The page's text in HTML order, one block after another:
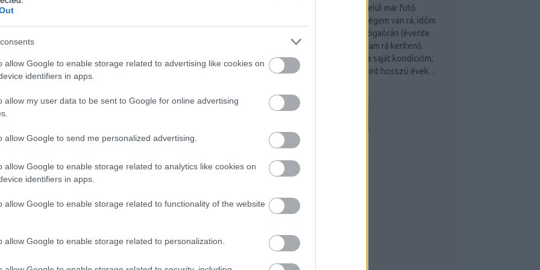
allow Google to enable storage related to advertising like cookies on
identifiers in apps.
allow my user data to be sent to Google for online advertising
allow Google to send me personalized advertising.
allow Google to enable storage related to analytics like cookies on
identifiers in apps.
allow Google to enable storage related to functionality of the website
allow Google to enable storage related to personalization.
1)
)
elsajátítását, az érzelmi intelligencia
önfejlesztés célja,hogy az egyén felfedezze
és kiaknázza saját potenciálját, javítsa
környezetét. De vajon miért is olyan fontos ez
számunkra?
1. Önismeret: Az önfejlesztés elsődleges
tehetünk szert. Megismerve saját
döntéseket hozni életünk minden területén.
számító, Magyarországon belül már futó
edzésformákról. Ha lehetőségem van rá, idôm
engedi részt veszek a nem jógaórán (évente
legalább egyszer sort szoktam rá keríteni).
Ilyenkor egyúttal felmérem a saját kondícióm,
mert rengeteget ülök, valamint hosszú évek…
FEEDEK
RSS 2.0
Atom
bejegyzések